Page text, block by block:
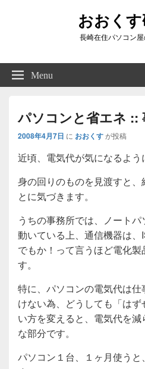
おおく
長崎在住パソコン
Right
Sidebar
Widget
Menu
パソコンと省エネ ::
2008年4月7日 に おおくすが投稿
近頃、電気代が気になるよう
身の回りのものを見渡すと
とに気づきます。
うちの事務所では、ノート
動いている上、通信機器は
でもか！って言うほど電化
す。
特に、パソコンの電気代は
けない為、どうしても「は
い方を変えると、電気代を
な部分です。
パソコン１台、１ヶ月使う